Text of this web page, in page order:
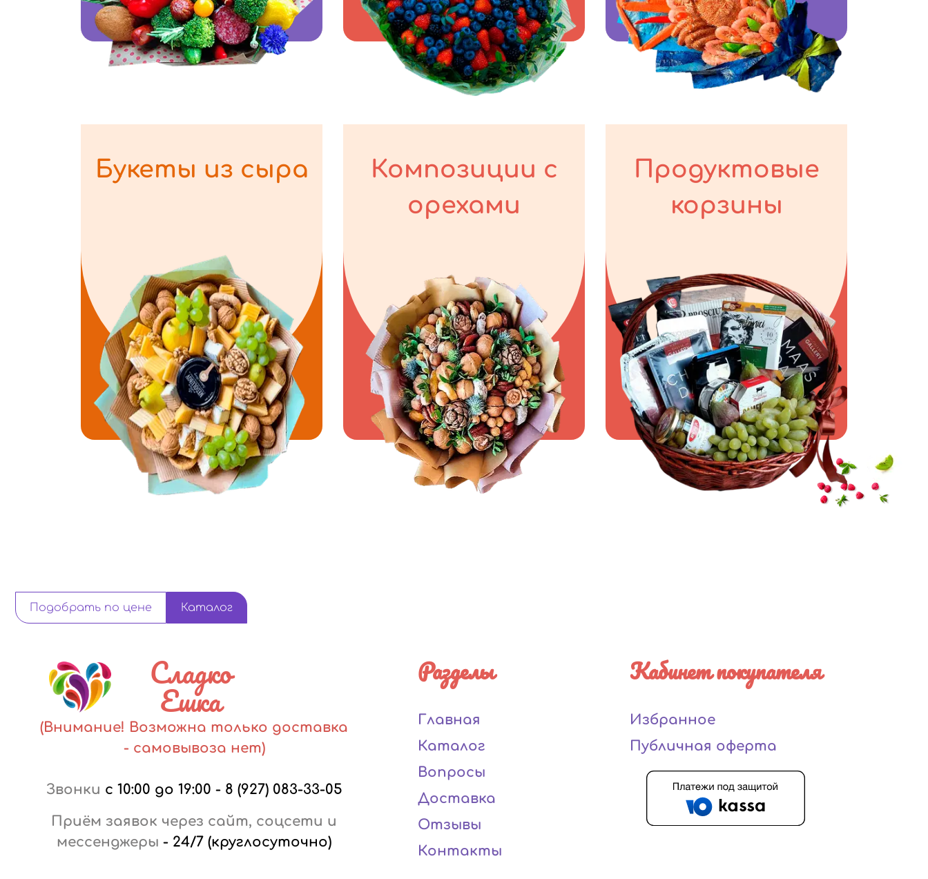
Букеты из сыра
Композиции с
орехами
Продуктовые
корзины
Подобрать по цене Каталог
Сладко
Ешка
(Внимание! Возможна только доставка
- самовывоза нет)
Звонки с 10:00 до 19:00 - 8 (927) 083-33-05
Приём заявок через сайт, соцсети и
мессенджеры - 24/7 (круглосуточно)
Разделы
Главная
Каталог
Вопросы
Доставка
Отзывы
Контакты
Кабинет покупателя
Избранное
Публичная оферта